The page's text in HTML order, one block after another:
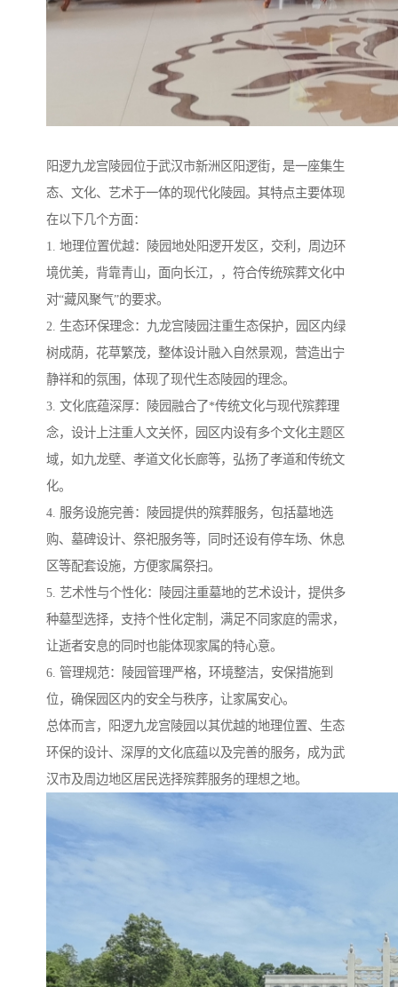
阳逻九龙宫陵园位于武汉市新洲区阳逻街，是一座集生
态、文化、艺术于一体的现代化陵园。其特点主要体现
在以下几个方面：
1. 地理位置优越：陵园地处阳逻开发区，交利，周边环
境优美，背靠青山，面向长江，，符合传统殡葬文化中
对“藏风聚气”的要求。
2. 生态环保理念：九龙宫陵园注重生态保护，园区内绿
树成荫，花草繁茂，整体设计融入自然景观，营造出宁
静祥和的氛围，体现了现代生态陵园的理念。
3. 文化底蕴深厚：陵园融合了*传统文化与现代殡葬理
念，设计上注重人文关怀，园区内设有多个文化主题区
域，如九龙壁、孝道文化长廊等，弘扬了孝道和传统文
化。
4. 服务设施完善：陵园提供的殡葬服务，包括墓地选
购、墓碑设计、祭祀服务等，同时还设有停车场、休息
区等配套设施，方便家属祭扫。
5. 艺术性与个性化：陵园注重墓地的艺术设计，提供多
种墓型选择，支持个性化定制，满足不同家庭的需求，
让逝者安息的同时也能体现家属的特心意。
6. 管理规范：陵园管理严格，环境整洁，安保措施到
位，确保园区内的安全与秩序，让家属安心。
总体而言，阳逻九龙宫陵园以其优越的地理位置、生态
环保的设计、深厚的文化底蕴以及完善的服务，成为武
汉市及周边地区居民选择殡葬服务的理想之地。